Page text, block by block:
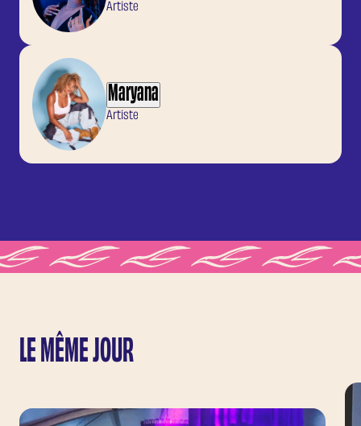
Artiste
Maryana
Artiste
LE MÊME JOUR